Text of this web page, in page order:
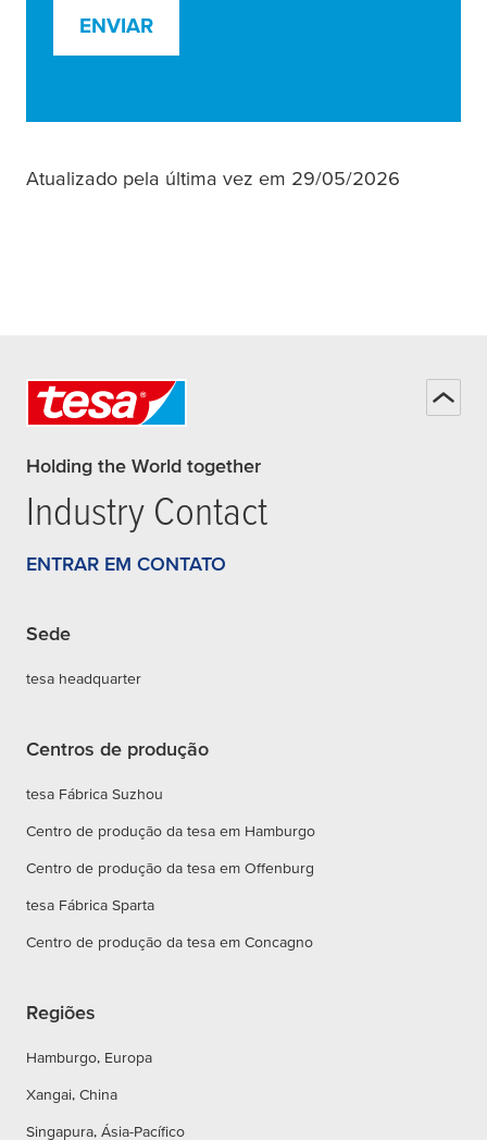
ENVIAR
Atualizado pela última vez em 29/05/2026
Holding the World together
Industry Contact
ENTRAR EM CONTATO
Sede
tesa headquarter
Centros de produção
tesa Fábrica Suzhou
Centro de produção da tesa em Hamburgo
Centro de produção da tesa em Offenburg
tesa Fábrica Sparta
Centro de produção da tesa em Concagno
Regiões
Hamburgo, Europa
Xangai, China
Singapura, Ásia-Pacífico